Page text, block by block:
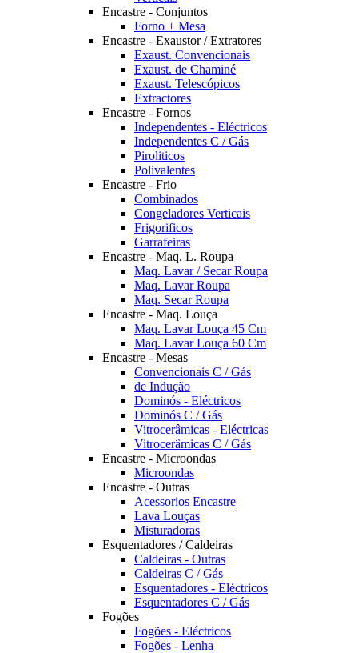
Encastre - Conjuntos
Forno + Mesa
Encastre - Exaustor / Extratores
Exaust. Convencionais
Exaust. de Chaminé
Exaust. Telescópicos
Extractores
Encastre - Fornos
Independentes - Eléctricos
Independentes C / Gás
Piroliticos
Polivalentes
Encastre - Frio
Combinados
Congeladores Verticais
Frigorificos
Garrafeiras
Encastre - Maq. L. Roupa
Maq. Lavar / Secar Roupa
Maq. Lavar Roupa
Maq. Secar Roupa
Encastre - Maq. Louça
Maq. Lavar Louça 45 Cm
Maq. Lavar Louça 60 Cm
Encastre - Mesas
Convencionais C / Gás
de Indução
Dominós - Eléctricos
Dominós C / Gás
Vitrocerâmicas - Eléctricas
Vitrocerâmicas C / Gás
Encastre - Microondas
Microondas
Encastre - Outras
Acessorios Encastre
Lava Louças
Misturadoras
Esquentadores / Caldeiras
Caldeiras - Outras
Caldeiras C / Gás
Esquentadores - Eléctricos
Esquentadores C / Gás
Fogões
Fogões - Eléctricos
Fogões - Lenha